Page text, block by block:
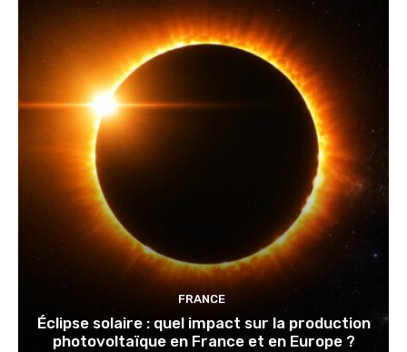
FRANCE
Éclipse solaire : quel impact sur la production
photovoltaïque en France et en Europe ?